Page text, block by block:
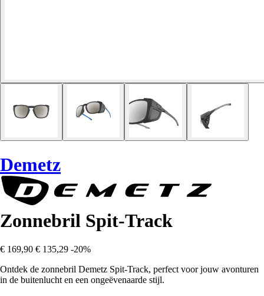
Demetz
Zonnebril Spit-Track
€ 169,90 € 135,29 -20%
Ontdek de zonnebril Demetz Spit-Track, perfect voor jouw avonturen
in de buitenlucht en een ongeëvenaarde stijl.